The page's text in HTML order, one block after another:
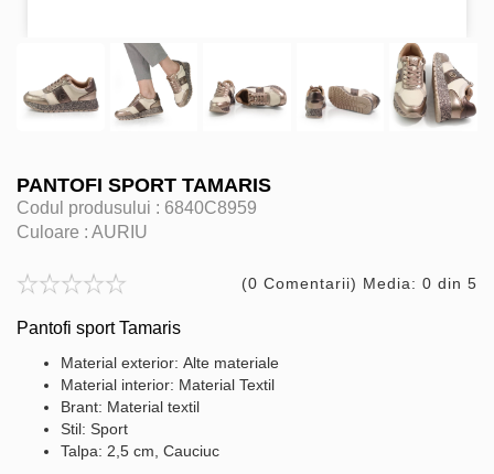
PANTOFI SPORT TAMARIS
Codul produsului : 6840C8959
Culoare : AURIU
(0 Comentarii) Media: 0 din 5
Pantofi sport Tamaris
Material exterior: Alte materiale
Material interior: Material Textil
Brant: Material textil
Stil: Sport
Talpa: 2,5 cm, Cauciuc